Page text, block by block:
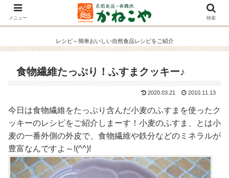
レシピ～簡単おいしい自然食品レシピをご紹介
食物繊維たっぷり！ふすまクッキー♪
2020.03.21 2010.11.13
今日は食物繊維をたっぷり含んだ小麦のふすまを使ったク
ッキーのレシピをご紹介しまーす！小麦のふすま、とは小
麦の一番外側の外皮で、食物繊維や鉄分などのミネラルが
豊富なんですよ～!(^^)!
メニュー 検索